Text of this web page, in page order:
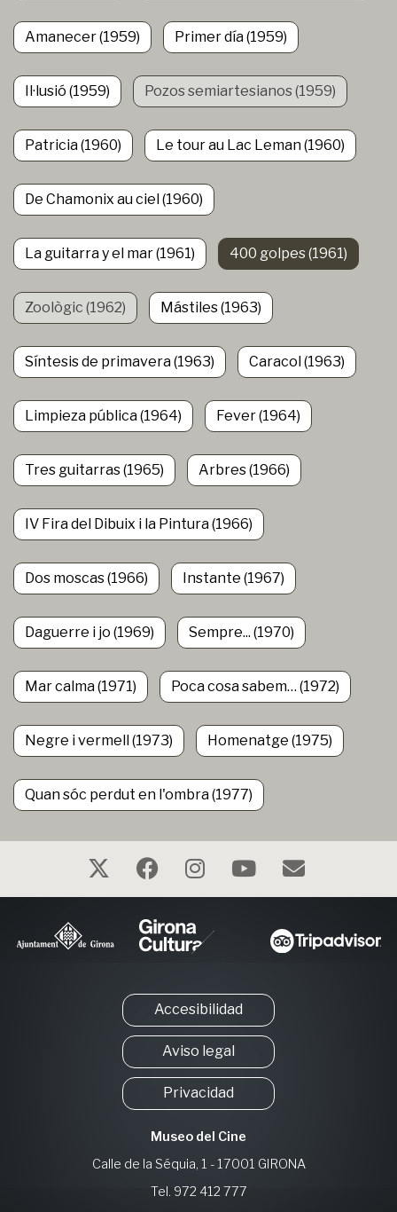
Amanecer (1959) Primer día (1959)
Il·lusió (1959) Pozos semiartesianos (1959)
Patricia (1960) Le tour au Lac Leman (1960)
De Chamonix au ciel (1960)
La guitarra y el mar (1961) 400 golpes (1961)
Zoològic (1962) Mástiles (1963)
Síntesis de primavera (1963) Caracol (1963)
Limpieza pública (1964) Fever (1964)
Tres guitarras (1965) Arbres (1966)
IV Fira del Dibuix i la Pintura (1966)
Dos moscas (1966) Instante (1967)
Daguerre i jo (1969) Sempre... (1970)
Mar calma (1971) Poca cosa sabem… (1972)
Negre i vermell (1973) Homenatge (1975)
Quan sóc perdut en l'ombra (1977)
Accesibilidad
Aviso legal
Privacidad
Museo del Cine
Calle de la Séquia, 1 - 17001 GIRONA
Tel. 972 412 777